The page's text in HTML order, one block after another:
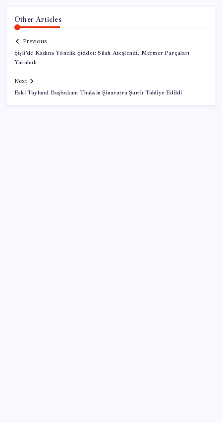
Other Articles
Previous
Şişli’de Kadına Yönelik Şiddet: Silah Ateşlendi, Mermer Parçaları
Yaraladı
Next
Eski Tayland Başbakanı Thaksin Şinavatra Şartlı Tahliye Edildi